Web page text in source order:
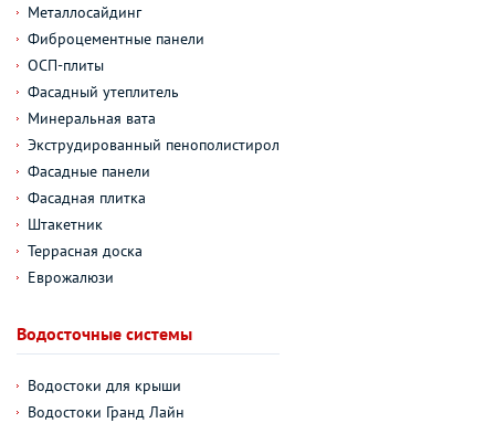
Металлосайдинг
Фиброцементные панели
ОСП-плиты
Фасадный утеплитель
Минеральная вата
Экструдированный пенополистирол
Фасадные панели
Фасадная плитка
Штакетник
Террасная доска
Еврожалюзи
Водосточные системы
Водостоки для крыши
Водостоки Гранд Лайн